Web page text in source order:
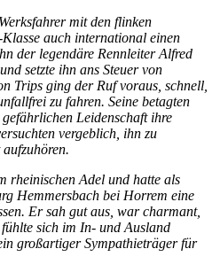
mit den flinken
auch international einen
der legendäre Rennleiter Alfred
setzte ihn ans Steuer von
Trips ging der Ruf voraus, schnell,
zu fahren. Seine betagten
Leidenschaft ihre
vergeblich, ihn zu
rheinischen Adel und hatte als
Hemmersbach bei Horrem eine
Er sah gut aus, war charmant,
sich im In- und Ausland
großartiger Sympathieträger für